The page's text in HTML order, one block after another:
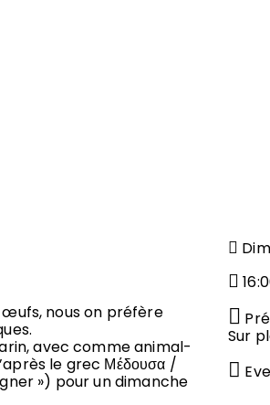
œufs, nous on préfère
avec comme animal-
le grec Μέδουσα /
») pour un dimanche
Sur